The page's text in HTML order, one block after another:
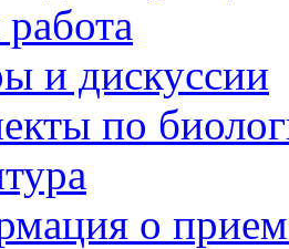
и дискуссии
по
о